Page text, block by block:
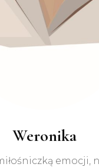
Weronika
emocji,